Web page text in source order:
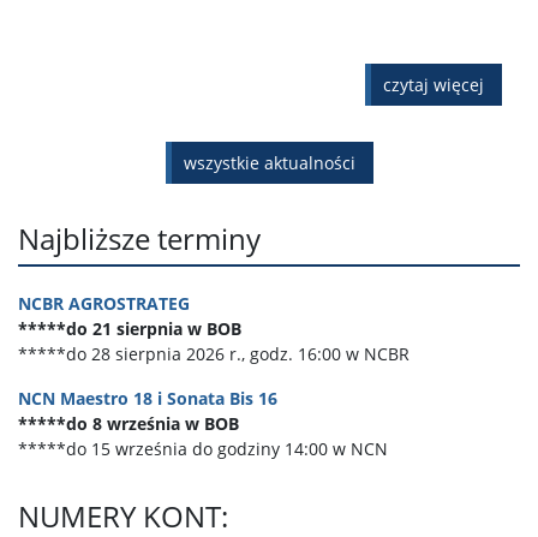
czytaj więcej
wszystkie aktualności
Najbliższe terminy
NCBR AGROSTRATEG
*****do 21 sierpnia w BOB
*****do 28 sierpnia 2026 r., godz. 16:00 w NCBR
NCN Maestro 18 i Sonata Bis 16
*****do 8 września w BOB
*****do 15 września do godziny 14:00 w NCN
NUMERY KONT: